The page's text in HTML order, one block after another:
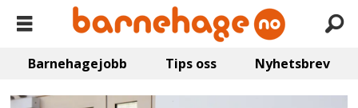
Barnehagejobb Tips oss Nyhetsbrev